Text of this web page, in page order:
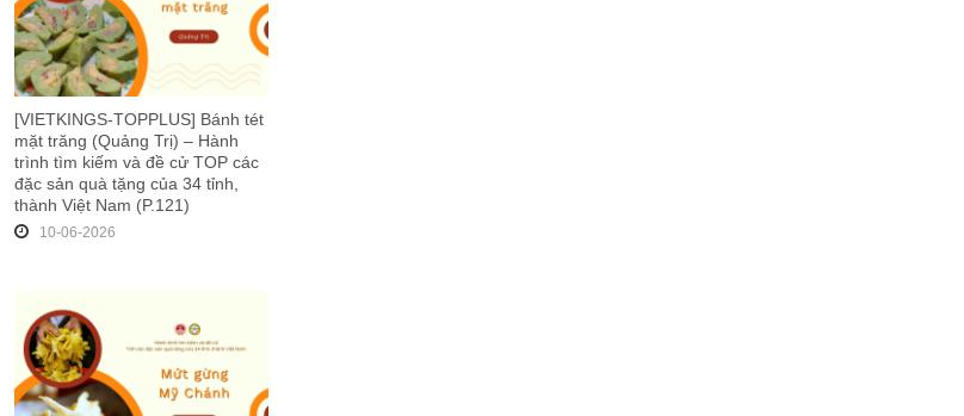
[VIETKINGS-TOPPLUS] Bánh tét
mặt trăng (Quảng Trị) – Hành
trình tìm kiếm và đề cử TOP các
đặc sản quà tặng của 34 tỉnh,
thành Việt Nam (P.121)
10-06-2026